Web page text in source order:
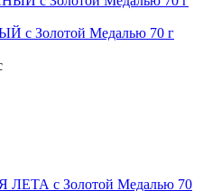
с Золотой Медалью 70 г